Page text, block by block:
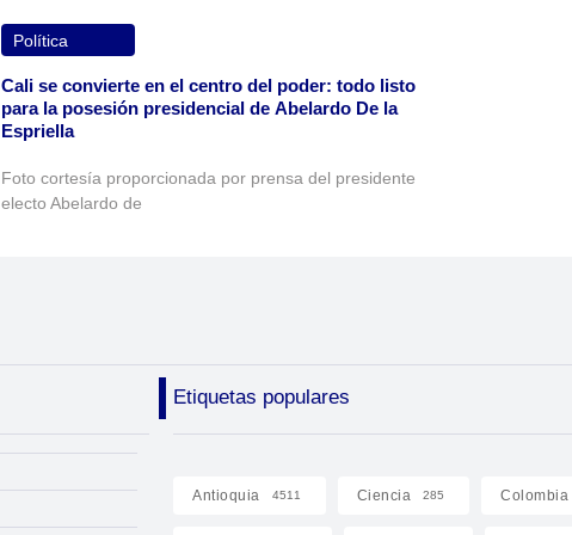
Política
Cali se convierte en el centro del poder: todo listo
para la posesión presidencial de Abelardo De la
Espriella
Foto cortesía proporcionada por prensa del presidente
electo Abelardo de
Etiquetas populares
Antioquia 4511 Ciencia 285 Colombia